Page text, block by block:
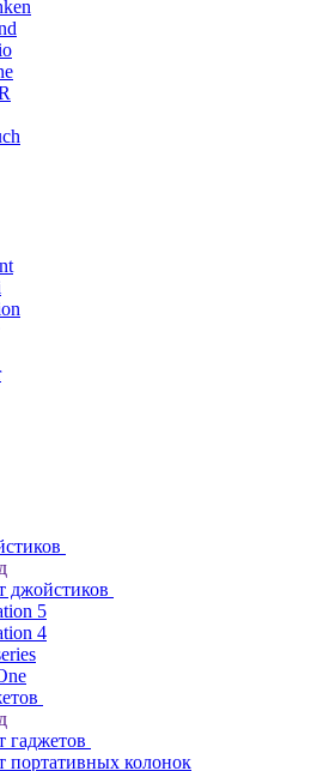
джойстиков
5
4
гаджетов
портативных колонок